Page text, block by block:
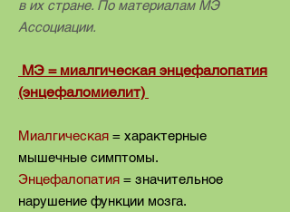
в их стране. По материалам МЭ
Ассоциации.
MЭ = миалгическая энцефалопатия
(энцефаломиелит)
Миалгическая = характерные
мышечные симптомы.
Энцефалопатия = значительное
нарушение функции мозга.